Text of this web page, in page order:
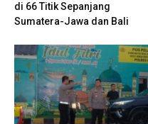
di 66 Titik Sepanjang
Sumatera-Jawa dan Bali